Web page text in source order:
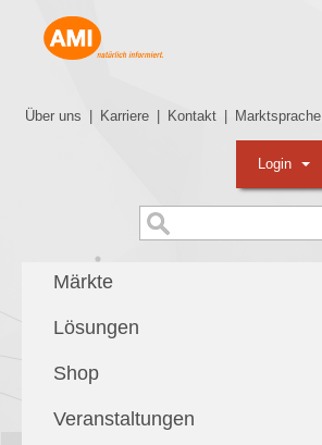
Über uns Karriere Kontakt Marktsprache
Login
Märkte
Lösungen
Shop
Veranstaltungen